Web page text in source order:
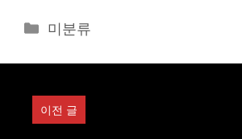
Categories
미분류
이전 글